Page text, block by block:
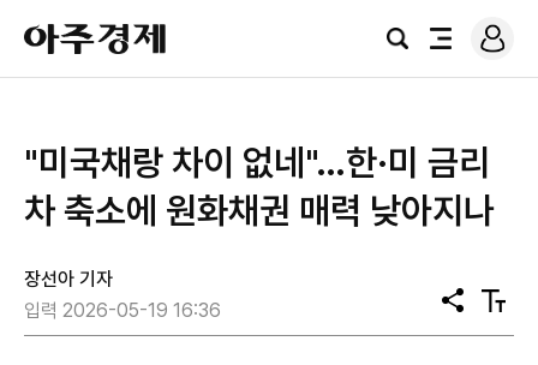
아
주
경
검
전
로
그
"미국채랑 차이 없네"…한·미 금리
차 축소에 원화채권 매력 낮아지나
장선아 기자
입력 2026-05-19 16:36
공
유
텍
스